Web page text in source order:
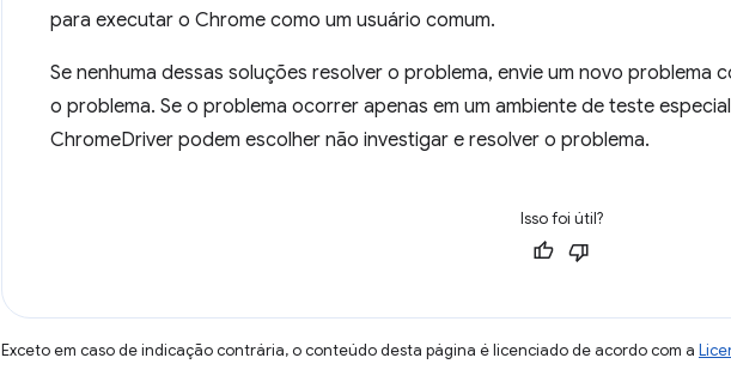
para executar o Chrome como um usuário comum.
Se nenhuma dessas soluções resolver o problema, envie um novo
o problema. Se o problema ocorrer apenas em um ambiente de teste
ChromeDriver podem escolher não investigar e resolver o problema.
Isso foi útil?
Exceto em caso de indicação contrária, o conteúdo desta página é licenciado de acordo com a